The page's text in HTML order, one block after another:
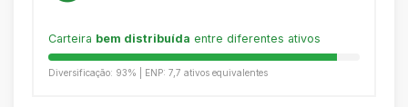
Carteira bem distribuída entre diferentes ativos
Diversificação: 93% | ENP: 7,7 ativos equivalentes